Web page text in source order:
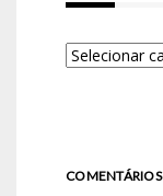
COMENTÁRIOS